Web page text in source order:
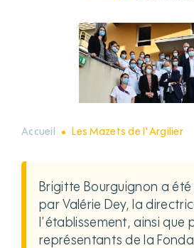
Accueil Les Mazets de l'Argilier
Brigitte Bourguignon a été
par Valérie Dey, la
l’établissement, ainsi que
représentants de la